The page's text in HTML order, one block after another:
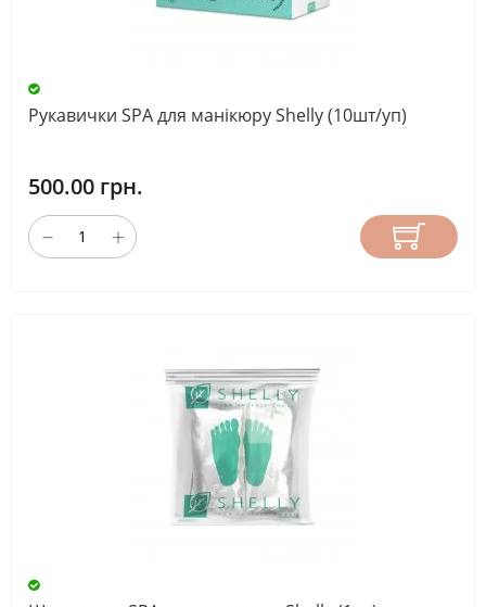
Рукавички SPA для манікюру Shelly (10шт/уп)
500.00 грн.